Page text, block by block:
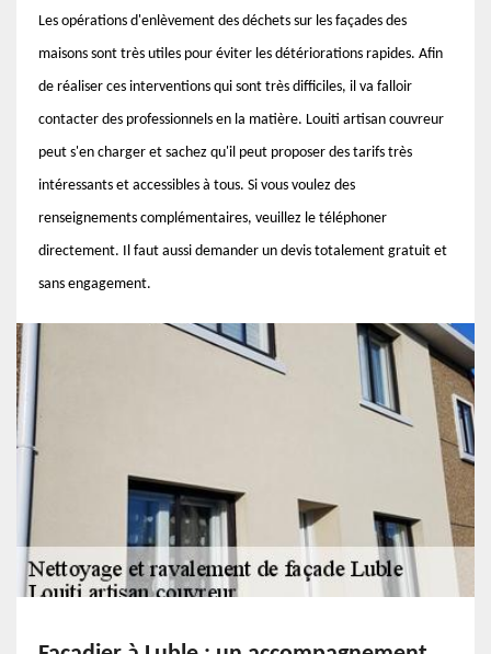
Les opérations d'enlèvement des déchets sur les façades des
maisons sont très utiles pour éviter les détériorations rapides. Afin
de réaliser ces interventions qui sont très difficiles, il va falloir
contacter des professionnels en la matière. Louiti artisan couvreur
peut s'en charger et sachez qu'il peut proposer des tarifs très
intéressants et accessibles à tous. Si vous voulez des
renseignements complémentaires, veuillez le téléphoner
directement. Il faut aussi demander un devis totalement gratuit et
sans engagement.